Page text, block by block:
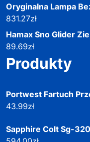
Oryginalna Lampa
831.27zł
Hamax Sno Glider
89.69zł
Produkty
Portwest Fartuch
43.99zł
Sapphire Colt Sg-